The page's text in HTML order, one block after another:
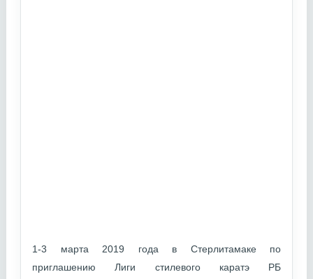
1-3 марта 2019 года в Стерлитамаке по
приглашению Лиги стилевого каратэ РБ